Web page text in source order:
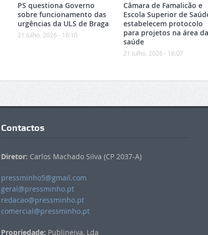
PS questiona Governo
sobre funcionamento das
urgências da ULS de Braga
21 Julho, 2026 - 16:10
Câmara de Famalicão e
Escola Superior de
estabelecem protocolo
para projetos na área da
saúde
21 Julho, 2026 - 16:07
Contactos
Diretor: Carlos Machado Silva (CP 2037-A)
pressminho5@gmail.com
geral@pressminho.pt
redacao@pressminho.pt
comercial@pressminho.pt
Propriedade: Publineiva, Lda